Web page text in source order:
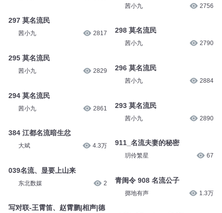
297 莫名流民
茜小九 2817
295 莫名流民
茜小九 2829
294 莫名流民
茜小九 2861
384 江都名流暗生忿
大斌 4.3万
039名流、显要上山来
东北数媒 2
写对联-王霄笛、赵霄鹏|相声|德
茜小九 2756
298 莫名流民
茜小九 2790
296 莫名流民
茜小九 2884
293 莫名流民
茜小九 2890
911_名流夫妻的秘密
玥伶繁星 67
青闺令 908 名流公子
掷地有声 1.3万